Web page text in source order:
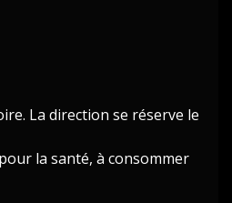
La direction se réserve le
la santé, à consommer